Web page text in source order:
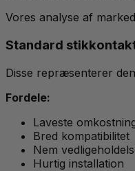
Vores analyse af
Standard
Disse repræsenterer
Fordele:
Laveste
Bred kompatibilitet
Nem
Hurtig installation